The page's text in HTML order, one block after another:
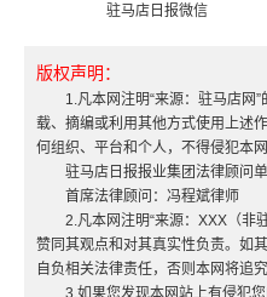
驻马店日报微信
版权声明：
1.凡本网注明“来源：驻马店网
载、摘编或利用其他方式使用上述
何组织、平台和个人，不得侵犯本
驻马店日报报业集团法律顾问
首席法律顾问：冯程斌律师
2.凡本网注明“来源：XXX（非
赞同其观点和对其真实性负责。如
自负相关法律责任，否则本网将追
3.如果您发现本网站上有侵犯